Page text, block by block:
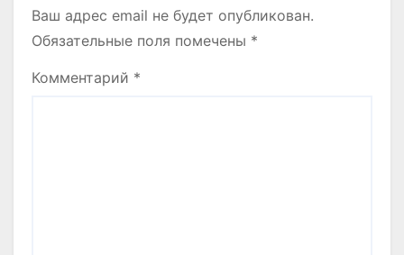
Ваш адрес email не будет опубликован.
Обязательные поля помечены *
Комментарий *